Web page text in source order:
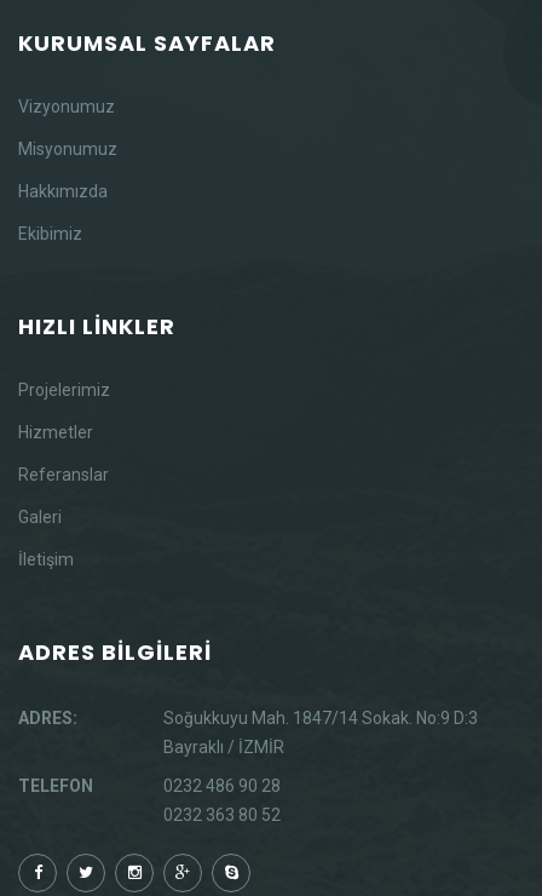
KURUMSAL SAYFALAR
Vizyonumuz
Misyonumuz
Hakkımızda
Ekibimiz
HIZLI LİNKLER
Projelerimiz
Hizmetler
Referanslar
Galeri
İletişim
ADRES BİLGİLERİ
ADRES:
Soğukkuyu Mah. 1847/14 Sokak. No:9 D:3
Bayraklı / İZMİR
TELEFON
0232 486 90 28
0232 363 80 52